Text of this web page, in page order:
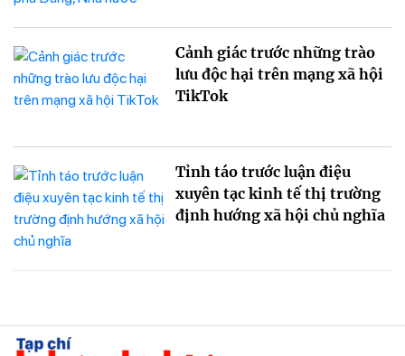
Cảnh giác trước những trào
lưu độc hại trên mạng xã hội
TikTok
Tỉnh táo trước luận điệu
xuyên tạc kinh tế thị trường
định hướng xã hội chủ nghĩa